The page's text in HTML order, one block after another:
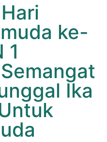
ke-
1
Ika